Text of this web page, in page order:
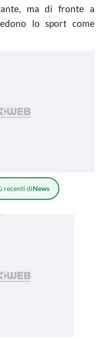
ma di fronte a
lo sport come
recenti diNews